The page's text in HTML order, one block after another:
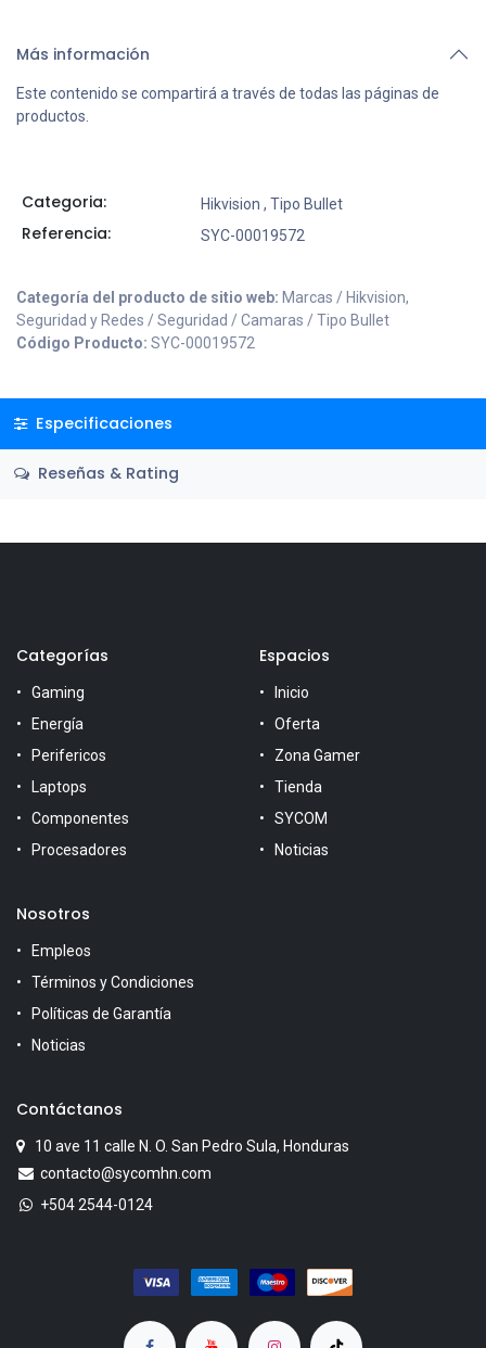
Más información
Este contenido se compartirá a través de todas las páginas de
productos.
Categoria: Hikvision , Tipo Bullet
Referencia: SYC-00019572
Categoría del producto de sitio web: Marcas / Hikvision,
Seguridad y Redes / Seguridad / Camaras / Tipo Bullet
Código Producto: SYC-00019572
Especificaciones
Reseñas & Rating
Categorías
Gaming
Energía
Perifericos
Laptops
Componentes
Procesadores
Espacios
Inicio
Oferta
Zona Gamer
Tienda
SYCOM
Noticias
Nosotros
Empleos
Términos y Condiciones
Políticas de Garantía
Noticias
Contáctanos
10 ave 11 calle N. O. San Pedro Sula, Honduras
contacto@sycomhn.com
+504 2544-0124